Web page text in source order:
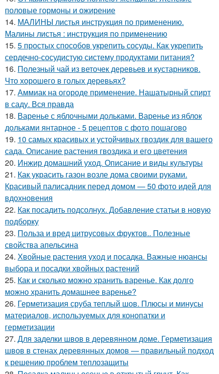
половые гормоны и ожирение
14. МАЛИНЫ листья инструкция по применению.
Малины листья : инструкция по применению
15. 5 простых способов укрепить сосуды. Как укрепить
сердечно-сосудистую систему продуктами питания?
16. Полезный чай из веточек деревьев и кустарников.
Что хорошего в голых деревьях?
17. Аммиак на огороде применение. Нашатырный спирт
в саду. Вся правда
18. Варенье с яблочными дольками. Варенье из яблок
дольками янтарное - 5 рецептов с фото пошагово
19. 10 самых красивых и устойчивых гвоздик для вашего
сада. Описание растения гвоздика и его цветения
20. Инжир домашний уход. Описание и виды культуры
21. Как украсить газон возле дома своими руками.
Красивый палисадник перед домом — 50 фото идей для
вдохновения
22. Как посадить подсолнух. Добавление статьи в новую
подборку
23. Польза и вред цитрусовых фруктов.. Полезные
свойства апельсина
24. Хвойные растения уход и посадка. Важные нюансы
выбора и посадки хвойных растений
25. Как и сколько можно хранить варенье. Как долго
можно хранить домашнее варенье?
26. Герметизация сруба теплый шов. Плюсы и минусы
материалов, используемых для конопатки и
герметизации
27. Для заделки швов в деревянном доме. Герметизация
швов в стенах деревянных домов — правильный подход
к решению проблем теплозащиты